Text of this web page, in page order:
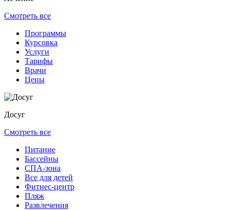
Смотреть все
Программы
Курсовка
Услуги
Тарифы
Врачи
Цены
Досуг
Смотреть все
Питание
Бассейны
СПА-зона
Все для детей
Фитнес-центр
Пляж
Развлечения